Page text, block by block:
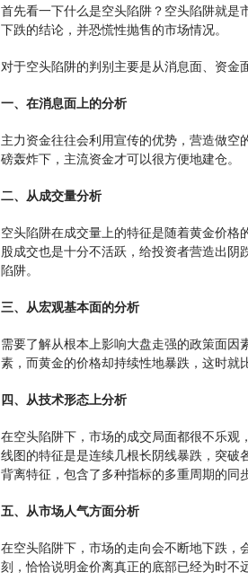
首先看一下什么是空头陷阱？空头陷阱就
下跌的结论，并恐慌性抛售的市场情况。
对于空头陷阱的判别主要是从消息面、资金
一、在消息面上的分析
主力资金往往会利用宣传的优势，营造做
磅轰炸下，主流资金才可以很方便地建仓。
二、从成交量分析
空头陷阱在成交量上的特征是随着黄金价
股成交也是十分不活跃，给投资者营造出
陷阱。
三、从宏观基本面的分析
需要了解从根本上影响大盘走强的政策面
素，而黄金的价格却持续性地暴跌，这时就
四、从技术形态上分析
在空头陷阱下，市场的成交局面都很不乐
线图的特征是是连续几根长阴线暴跌，突
背离特征，包含了多种指标的多重周期的同
五、从市场人气方面分析
在空头陷阱下，市场的走向会不断地下跌
刻，恰恰说明金价离真正的底部已经为时不